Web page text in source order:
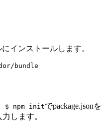
インストールします。
$ npm initでpackage.jsonを
します。